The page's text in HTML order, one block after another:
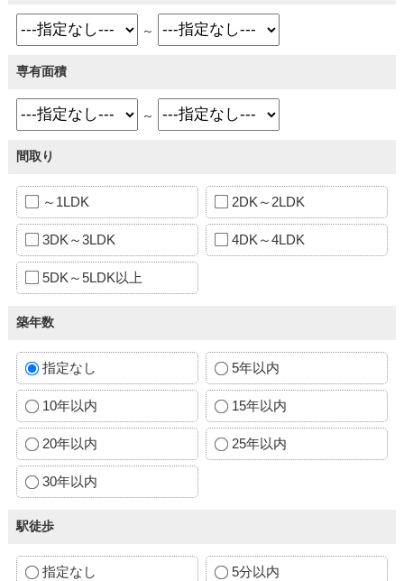
～
専有面積
～
間取り
～1LDK 2DK～2LDK
3DK～3LDK 4DK～4LDK
5DK～5LDK以上
築年数
指定なし 5年以内
10年以内 15年以内
20年以内 25年以内
30年以内
駅徒歩
指定なし 5分以内